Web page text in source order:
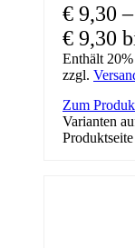
€ 9,30 –
€ 9,30
Enthält
zzgl.
Zum
Varianten